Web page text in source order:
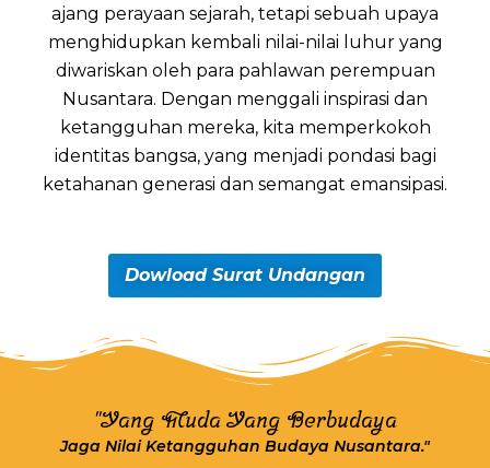
ajang perayaan sejarah, tetapi sebuah upaya
menghidupkan kembali nilai-nilai luhur yang
diwariskan oleh para pahlawan perempuan
Nusantara. Dengan menggali inspirasi dan
ketangguhan mereka, kita memperkokoh
identitas bangsa, yang menjadi pondasi bagi
ketahanan generasi dan semangat emansipasi.
Dowload Surat Undangan
"Yang Muda Yang Berbudaya
Jaga Nilai Ketangguhan Budaya Nusantara."